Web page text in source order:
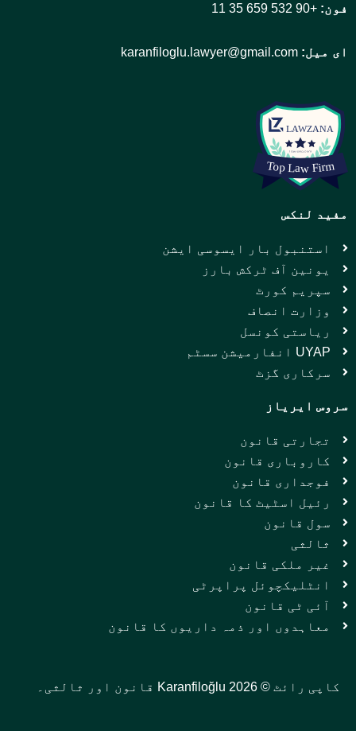
فون: +90 532 659 35 11
ای میل: karanfiloglu.lawyer@gmail.com
مفید لنکس
استنبول بار ایسوسی ایشن
یونین آف ٹرکش بارز
سپریم کورٹ
وزارت انصاف
ریاستی کونسل
UYAP انفارمیشن سسٹم
سرکاری گزٹ
سروس ایریاز
تجارتی قانون
کاروباری قانون
فوجداری قانون
رئیل اسٹیٹ کا قانون
سول قانون
ثالثی
غیر ملکی قانون
انٹلیکچوئل پراپرٹی
آئی ٹی قانون
معاہدوں اور ذمہ داریوں کا قانون
کاپی رائٹ © 2026 Karanfiloğlu قانون اور ثالثی۔